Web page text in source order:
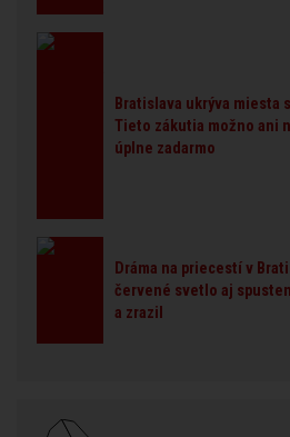
Bratislava ukrýva miesta
Tieto zákutia možno ani
úplne zadarmo
Dráma na priecestí v
červené svetlo aj
a zrazil